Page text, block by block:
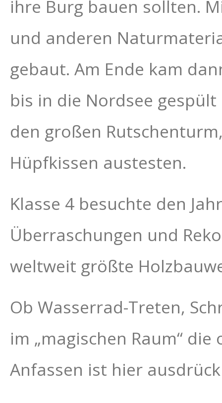
ihre Burg bauen sollten.
und anderen
gebaut. Am Ende kam
bis in die Nordsee
den großen
Hüpfkissen austesten.
Klasse 4 besuchte den
Überraschungen und
weltweit größte
Ob Wasserrad-Treten,
im „magischen Raum“
Anfassen ist hier